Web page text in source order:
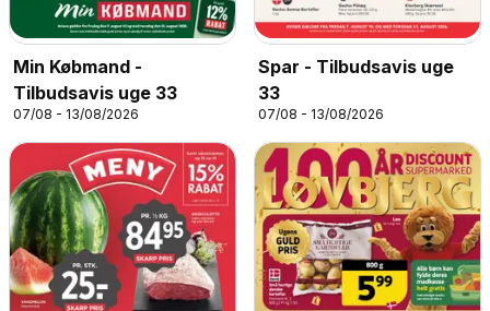
Min Købmand -
Tilbudsavis uge 33
07/08 - 13/08/2026
Spar - Tilbudsavis uge
33
07/08 - 13/08/2026